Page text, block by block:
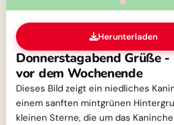
Herunterladen
Donnerstagabend Grüße -
vor dem Wochenende
Dieses Bild zeigt ein niedliches
einem sanften mintgrünen
kleinen Sterne, die um das